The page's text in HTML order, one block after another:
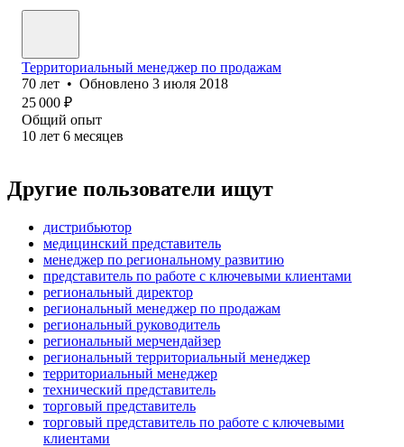
Территориальный менеджер по продажам
70 лет • Обновлено 3 июля 2018
25 000 ₽
Общий опыт
10 лет 6 месяцев
Другие пользователи ищут
дистрибьютор
медицинский представитель
менеджер по региональному развитию
представитель по работе с ключевыми клиентами
региональный директор
региональный менеджер по продажам
региональный руководитель
региональный мерчендайзер
региональный территориальный менеджер
территориальный менеджер
технический представитель
торговый представитель
торговый представитель по работе с ключевыми
клиентами